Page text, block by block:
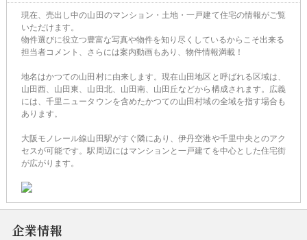
現在、売出し中の山田のマンション・土地・一戸建て住宅の情報がご覧
いただけます。
物件選びに役立つ豊富な写真や物件を知り尽くしているからこそ出来る
担当者コメント、さらには案内動画もあり、物件情報満載！
地名はかつての山田村に由来します。現在山田地区と呼ばれる区域は、
山田西、山田東、山田北、山田南、山田丘などから構成されます。広義
には、千里ニュータウンを含めたかつての山田村域の全域を指す場合も
あります。
大阪モノレール線山田駅がすぐ隣にあり、伊丹空港や千里中央とのアク
セスが可能です。駅周辺にはマンションと一戸建てを中心とした住宅街
が広がります。
企業情報